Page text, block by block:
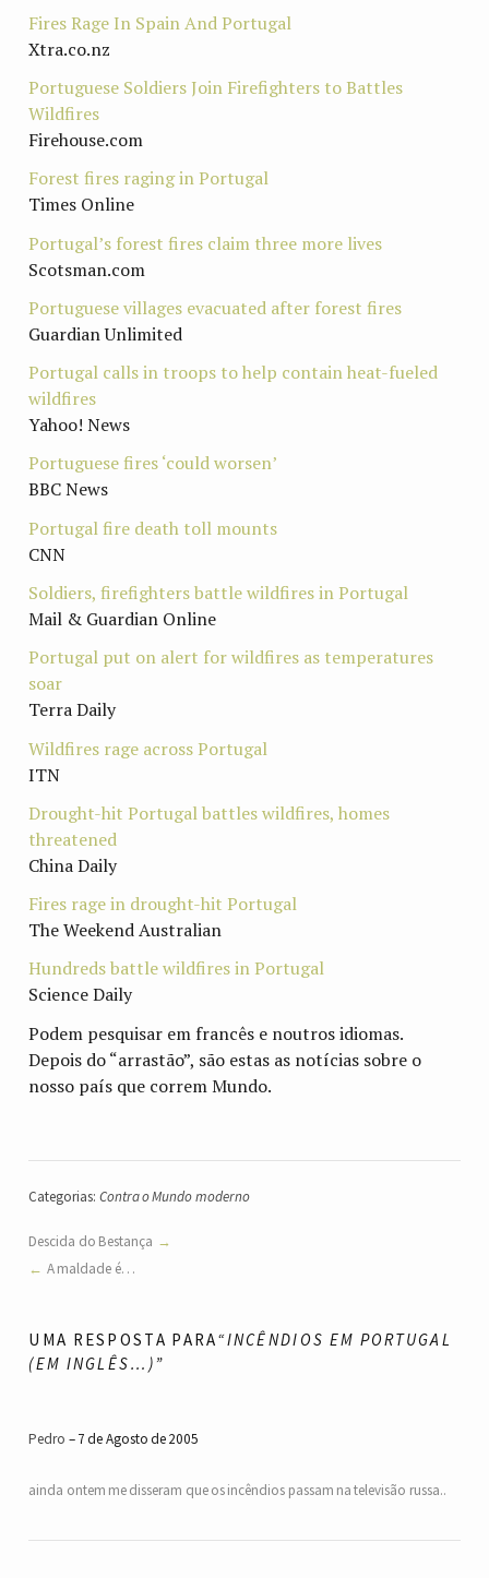
Fires Rage In Spain And Portugal
Xtra.co.nz
Portuguese Soldiers Join Firefighters to Battles
Wildfires
Firehouse.com
Forest fires raging in Portugal
Times Online
Portugal’s forest fires claim three more lives
Scotsman.com
Portuguese villages evacuated after forest fires
Guardian Unlimited
Portugal calls in troops to help contain heat-fueled
wildfires
Yahoo! News
Portuguese fires ‘could worsen’
BBC News
Portugal fire death toll mounts
CNN
Soldiers, firefighters battle wildfires in Portugal
Mail & Guardian Online
Portugal put on alert for wildfires as temperatures
soar
Terra Daily
Wildfires rage across Portugal
ITN
Drought-hit Portugal battles wildfires, homes
threatened
China Daily
Fires rage in drought-hit Portugal
The Weekend Australian
Hundreds battle wildfires in Portugal
Science Daily
Podem pesquisar em francês e noutros idiomas.
Depois do “arrastão”, são estas as notícias sobre o
nosso país que correm Mundo.
Categorias: Contra o Mundo moderno
Descida do Bestança
A maldade é…
UMA RESPOSTA PARA“INCÊNDIOS EM PORTUGAL
(EM INGLÊS…)”
Pedro 7 de Agosto de 2005
ainda ontem me disseram que os incêndios passam na televisão russa..